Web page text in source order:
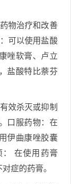
物治疗和改善
可以使用盐酸
唑软膏、卢立
盐酸特比萘芬
效杀灭或抑制
口服药物：在
伊曲康唑胶囊
： 在使用药膏
症的药膏。